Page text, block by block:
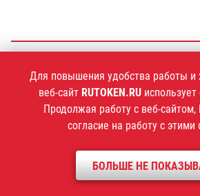
+7 (495)925-
1994–2026 ©Компания
Политика
Для повышения удобства работы и
веб-сайт RUTOKEN.RU
Продолжая работу с веб-
согласие на работу с
БОЛЬШЕ НЕ